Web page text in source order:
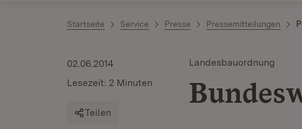
Startseite Service Presse Pressemitteilungen
Landesbauordnung
02.06.2014
Lesezeit: 2 Minuten
Teilen